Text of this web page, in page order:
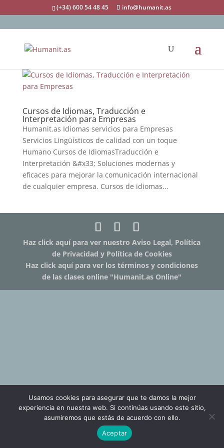
(+34) 600 54 48 45 info@humanit.as
Cursos de Idiomas, Traducción e
Interpretación para Empresas
Humanit.as Idiomas servicios para Empresas
Servicios Lingüísticos de calidad con un toque
Humano Cursos de IdiomasTraducción e
Interpretación &#x33; Soluciones modernas y
eficaces para mejorar la comunicación internacional
de cualquier empresa. Cursos de idiomas...
Haz click aquí para ver nuestro Aviso Legal, Política
de Privacidad y Política de Cookies
Haz click aquí para ver los términos y condiciones
de las clases online "Humanit.as Online"
Usamos cookies para asegurar que te damos la mejor
experiencia en nuestra web. Si continúas usando este sitio,
asumiremos que estás de acuerdo con ello.
Aceptar